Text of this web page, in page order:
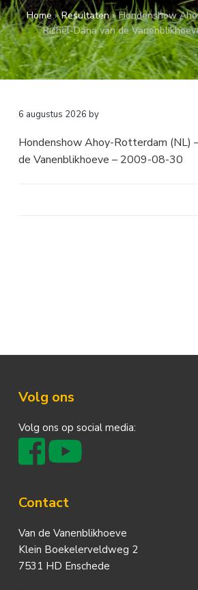
a
v
i
g
a
o
u
d
k
s
t
Home»Resultaten»Hondenshow
Richel-Dana van de
6 augustus 2026 by
Hondenshow Ahoy-Rotterdam (NL)
de Vanenblikhoeve – 2009-08-30
Footer
Volg ons
Volg ons op social media:
Contact
Van de Vanenblikhoeve
Klein Boekelerveldweg 2
7531 HD Enschede